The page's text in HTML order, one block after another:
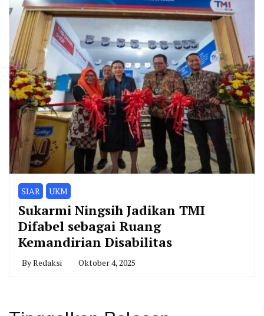
SIAR UKM
Sukarmi Ningsih Jadikan TMI
Difabel sebagai Ruang
Kemandirian Disabilitas
ByRedaksi Oktober 4, 2025